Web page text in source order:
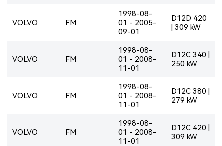
VOLVO FM
1998-08-
01 - 2005-
09-01
D12D 420
| 309 kW
VOLVO FM
1998-08-
01 - 2008-
11-01
D12C 340 |
250 kW
VOLVO FM
1998-08-
01 - 2008-
11-01
D12C 380 |
279 kW
VOLVO FM
1998-08-
01 - 2008-
11-01
D12C 420 |
309 kW